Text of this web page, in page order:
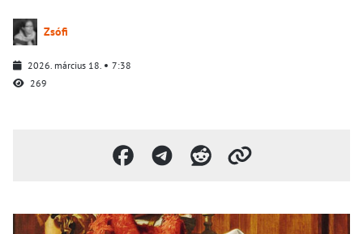
Zsófi
2026. március 18.
7:38
269